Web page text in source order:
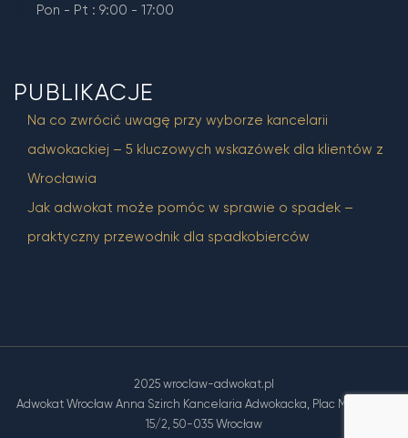
Pon - Pt : 9:00 - 17:00
PUBLIKACJE
Na co zwrócić uwagę przy wyborze kancelarii
adwokackiej – 5 kluczowych wskazówek dla klientów z
Wrocławia
Jak adwokat może pomóc w sprawie o spadek –
praktyczny przewodnik dla spadkobierców
2025 wroclaw-adwokat.pl
Adwokat Wrocław Anna Szirch Kancelaria Adwokacka, Plac Muzealny
15/2, 50-035 Wrocław